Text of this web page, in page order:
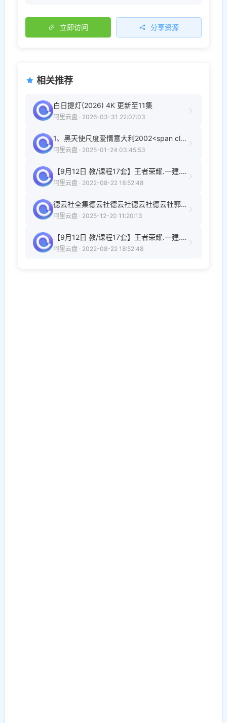
立即访问 分享资源
相关推荐
白日提灯(2026) 4K 更新至11集
阿里云盘 · 2026-03-31 22:07:03
1、黑天使尺度爱情意大利2002<span class='highlight-keyword'>丁度巴拉斯</span>m
阿里云盘 · 2025-01-24 03:45:53
【9月12日 教/课程17套】王者荣耀.一建.新婚夫妻知识.新媒体.唱歌.摄影.心理.人际.英语.
阿里云盘 · 2022-08-22 18:52:48
德云社全集德云社德云社德云社德云社郭德纲郭德纲郭德纲郭德纲郭德纲郭德纲郭德纲相声相声相声相声相声相声相声
阿里云盘 · 2025-12-20 11:20:13
【9月12日 教/课程17套】王者荣耀.一建.新婚夫妻知识.新媒体.唱歌.摄影.心理.人际.英语.
阿里云盘 · 2022-08-22 18:52:48